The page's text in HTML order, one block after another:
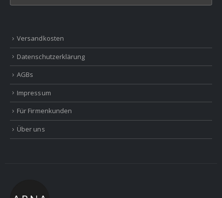
Versandkosten
Datenschutzerklärung
AGBs
Impressum
Für Firmenkunden
Über uns